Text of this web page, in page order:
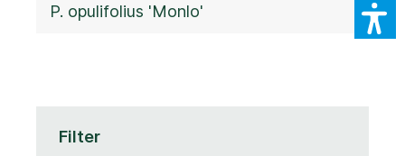
P. opulifolius 'Monlo'
Filter